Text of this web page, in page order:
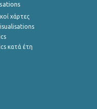
2022
2022
2022
χάρτες
κατά έτη